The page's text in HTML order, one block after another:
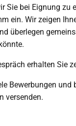
Sie bei Eignung zu
ein. Wir zeigen
überlegen
erhalten Sie
Bewerbungen
versenden.